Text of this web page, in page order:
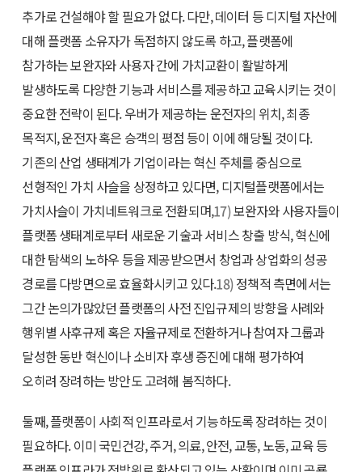
추가로 건설해야 할 필요가 없다. 다만, 데이터 등 디지털 자산에
대해 플랫폼 소유자가 독점하지 않도록 하고, 플랫폼에
참가하는 보완자와 사용자 간에 가치교환이 활발하게
발생하도록 다양한 기능과 서비스를 제공하고 교육시키는 것이
중요한 전략이 된다. 우버가 제공하는 운전자의 위치, 최종
목적지, 운전자 혹은 승객의 평점 등이 이에 해당될 것이다.
기존의 산업 생태계가 기업이라는 혁신 주체를 중심으로
선형적인 가치 사슬을 상정하고 있다면, 디지털플랫폼에서는
가치사슬이 가치네트워크로 전환되며,17)보완자와 사용자들이
플랫폼 생태계로부터 새로운 기술과 서비스 창출 방식, 혁신에
대한 탐색의 노하우 등을 제공받으면서 창업과 상업화의 성공
경로를 다방면으로 효율화시키고 있다.18)정책적 측면에서는
그간 논의가많았던 플랫폼의 사전 진입규제의 방향을 사례와
행위별 사후규제 혹은 자율규제로 전환하거나 참여자 그룹과
달성한 동반 혁신이나 소비자 후생 증진에 대해 평가하여
오히려 장려하는 방안도 고려해 봄직하다.
둘째, 플랫폼이 사회적 인프라로서 기능하도록 장려하는 것이
필요하다. 이미 국민건강, 주거, 의료, 안전, 교통, 노동, 교육 등